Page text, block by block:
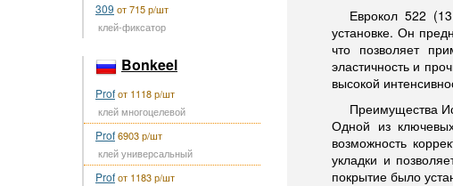
309 от 715 р/шт
клей-фиксатор
Bonkeel
Profот 1118 р/шт
клей многоцелевой
Prof6903 р/шт
клей универсальный
Profот 1183 р/шт
Еврокол 522
установке. Он
что позволяет
эластичность и
высокой
Преимущества
Одной из
возможность
укладки и
покрытие было